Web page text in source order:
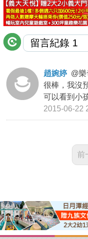
討論區
聯絡我們
APP下載
趙婉婷 @樂
很棒，我沒
可以看到小
2015-06-22
前